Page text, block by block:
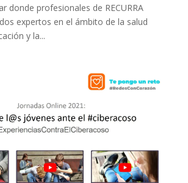
donde profesionales de RECURRA
expertos en el ámbito de la salud
y la...